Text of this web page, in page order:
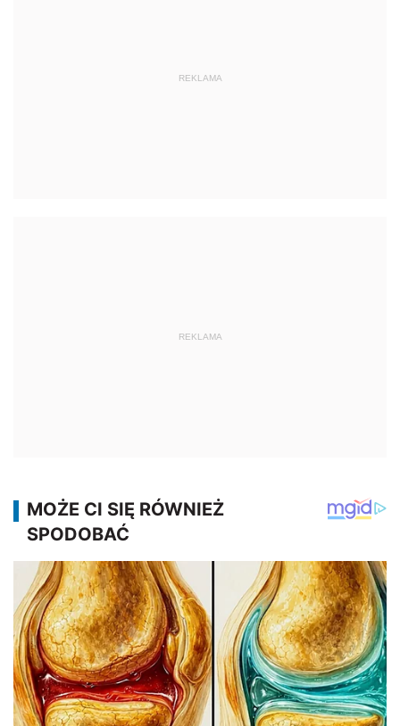
REKLAMA
REKLAMA